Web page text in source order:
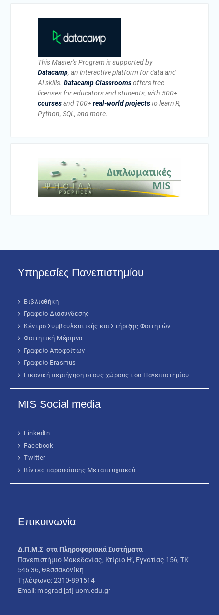
This Master's Program is supported by
Datacamp, an interactive platform for data and
AI skills. Datacamp Classroomsoffers free
licenses for educators and students, with 500+
coursesand 100+real-world projectsto learn R,
Python, SQL, and more.
Υπηρεσίες Πανεπιστημίου
Βιβλιοθήκη
Γραφείο Διασύνδεσης
Κέντρο Συμβουλευτικής και Στήριξης Φοιτητών
Φοιτητική Μέριμνα
Γραφείο Αποφοίτων
Γραφείο Erasmus
Εικονική περιήγηση στους χώρους του Πανεπιστημίου
MIS Social media
LinkedIn
Facebook
Twitter
Βίντεο παρουσίασης Μεταπτυχιακού
Επικοινωνία
Δ.Π.Μ.Σ. στα Πληροφοριακά Συστήματα
Πανεπιστήμιο Μακεδονίας, Κτίριο Η’, Εγνατίας 156, ΤΚ
546 36, Θεσσαλονίκη
Τηλέφωνο: 2310-891514
Email: misgrad [at] uom.edu.gr